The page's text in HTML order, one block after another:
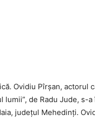
Ovidiu Pîrșan, actorul
de Radu Jude, s-
județul Mehedinți.